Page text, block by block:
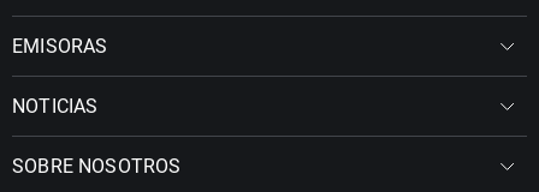
EMISORAS
NOTICIAS
SOBRE NOSOTROS